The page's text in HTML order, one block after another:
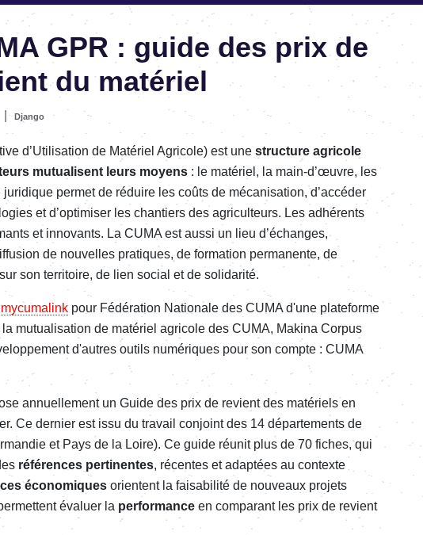
GPR : guide des prix de
du matériel
| Django
d’Utilisation de Matériel Agricole) est une structure agricole
mutualisent leurs moyens : le matériel, la main-d’œuvre, les
permet de réduire les coûts de mécanisation, d’accéder
et d’optimiser les chantiers des agriculteurs. Les adhérents
et innovants. La CUMA est aussi un lieu d’échanges,
de nouvelles pratiques, de formation permanente, de
son territoire, de lien social et de solidarité.
mycumalink pour Fédération Nationale des CUMA d'une plateforme
mutualisation de matériel agricole des CUMA, Makina Corpus
d'autres outils numériques pour son compte : CUMA
annuellement un Guide des prix de revient des matériels en
Ce dernier est issu du travail conjoint des 14 départements de
et Pays de la Loire). Ce guide réunit plus de 70 fiches, qui
références pertinentes, récentes et adaptées au contexte
économiquesorientent la faisabilité de nouveaux projets
évaluer la performance en comparant les prix de revient